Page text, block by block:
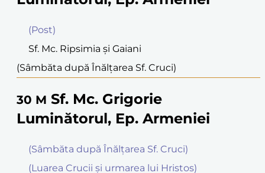
(Post)
Sf. Mc. Ripsimia şi Gaiani
(Sâmbăta după Înălţarea Sf. Cruci)
30 M Sf. Mc. Grigorie
Luminătorul, Ep. Armeniei
(Sâmbăta după Înălţarea Sf. Cruci)
(Luarea Crucii şi urmarea lui Hristos)